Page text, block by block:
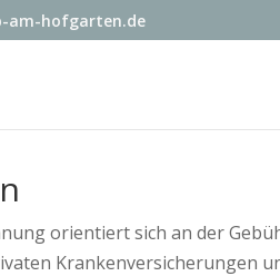
am-hofgarten.de
orientiert sich an der
Krankenversicherungen